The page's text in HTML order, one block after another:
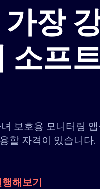
장
소프
보호용 모니터링
할 자격이 있습니다.
행해보기